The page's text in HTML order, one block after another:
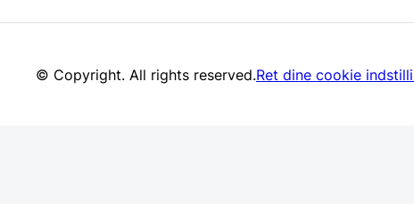
© Copyright. All rights reserved.Ret dine cookie